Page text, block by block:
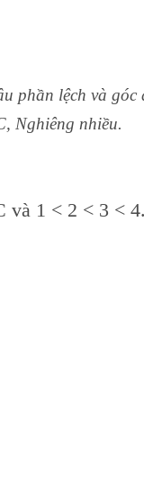
phần lệch và góc
Nghiêng nhiều.
và 1 < 2 < 3 <